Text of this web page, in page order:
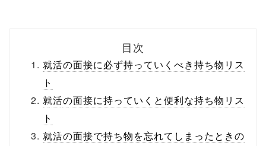
ml/wp-
content/themes
/tapbiz_theme/
parts/sns-
目次
就活の面接に必ず持っていくべき持ち物リス
ト
就活の面接に持っていくと便利な持ち物リス
ト
就活の面接で持ち物を忘れてしまったときの